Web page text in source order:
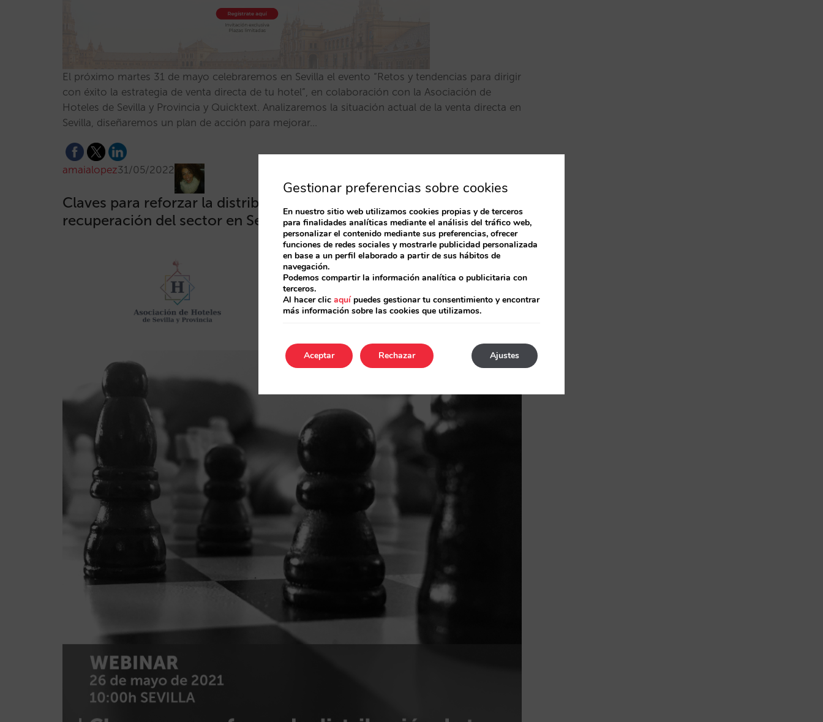
El próximo martes 31 de mayo celebraremos en Sevilla el evento “Retos y tendencias para dirigir
con éxito la estrategia de venta directa de tu hotel”, en colaboración con la Asociación de
Hoteles de Sevilla y Provincia y Quicktext. Analizaremos la situación actual de la venta directa en
Sevilla, diseñaremos un plan de acción para mejorar…
amaialopez31/05/2022
Claves para reforzar la distribución de tu hotel de cara a la
recuperación del sector en Sevilla
Gestionar preferencias sobre cookies
En nuestro sitio web utilizamos cookies propias y de terceros
para finalidades analíticas mediante el análisis del tráfico web,
personalizar el contenido mediante sus preferencias, ofrecer
funciones de redes sociales y mostrarle publicidad personalizada
en base a un perfil elaborado a partir de sus hábitos de
navegación.
Podemos compartir la información analítica o publicitaria con
terceros.
Al hacer clic aquípuedes gestionar tu consentimiento y encontrar
más información sobre las cookies que utilizamos.
Aceptar Ajustes
Rechazar